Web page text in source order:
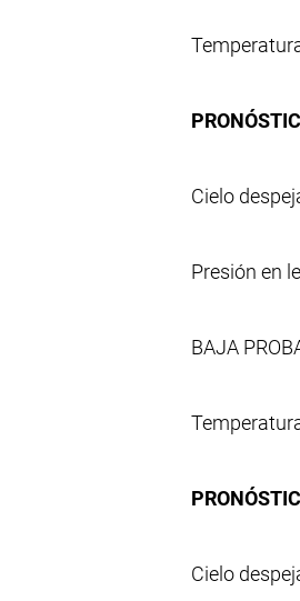
Cielo
Presión en
BAJA
Cielo